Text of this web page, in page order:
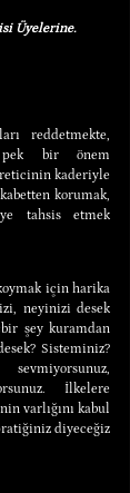
Üyelerine.
reddetmekte,
bir önem
kaderiyle
korumak,
tahsis etmek
için harika
neyinizi desek
şey kuramdan
Sisteminiz?
İlkelere
varlığını kabul
diyeceğiz